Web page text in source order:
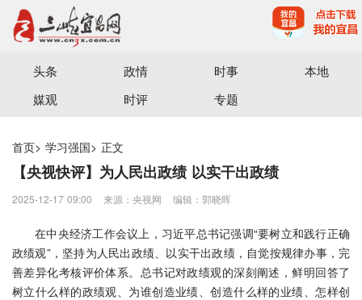
宜昌三峡融媒体中心主办
头条 政情 时事
本地
媒观
时评 专题
首页> 学习强国> 正文
【央视快评】为人民出政绩 以实干出政绩
2025-12-17 09:00 来源：央视网 编辑：郭晓晖
在中央经济工作会议上，习近平总书记强调“要树立和践行正确
政绩观”，坚持为人民出政绩、以实干出政绩，自觉按规律办事，完
善差异化考核评价体系。总书记对政绩观的深刻阐述，鲜明回答了
树立什么样的政绩观、为谁创造业绩、创造什么样的业绩、怎样创